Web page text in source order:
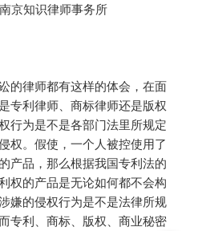
京知识律师事务所
的律师都有这样的体会，在面
专利律师、商标律师还是版权
行为是不是各部门法里所规定
权。假使，一个人被控使用了
产品，那么根据我国专利法的
权的产品是无论如何都不会构
嫌的侵权行为是不是法律所规
专利、商标、版权、商业秘密